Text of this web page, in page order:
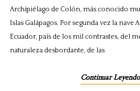
Archipiélago de Colón, más conocido
Islas Galápagos. Por segunda vez la nave
Ecuador, país de los mil contrastes, del
naturaleza desbordante, de las
Continuar Leyendo